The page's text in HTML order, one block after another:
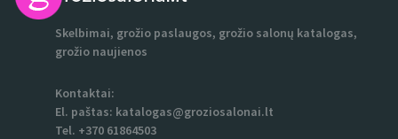
Skelbimai, grožio paslaugos, grožio salonų katalogas,
grožio naujienos
Kontaktai:
El. paštas: katalogas@groziosalonai.lt
Tel. +370 61864503